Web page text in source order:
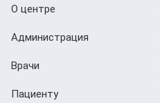
О центре
Администрация
Врачи
Пациенту